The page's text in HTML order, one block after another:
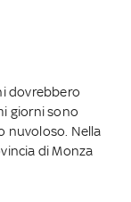
dovrebbero
giorni sono
nuvoloso. Nella
di Monza